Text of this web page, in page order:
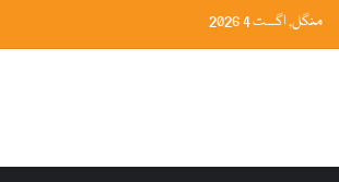
منگل, اگست 4 2026